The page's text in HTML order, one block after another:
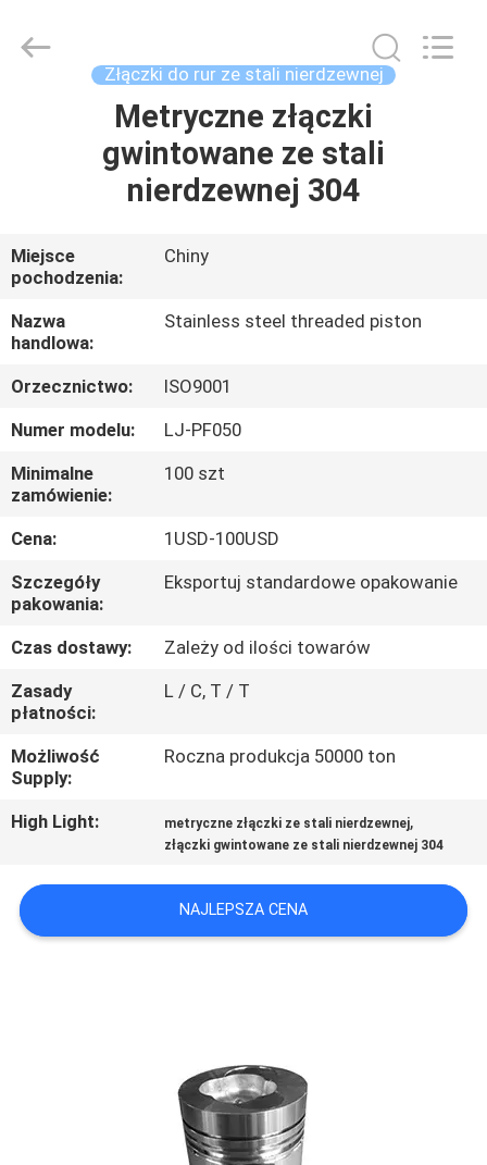
PRODUKTY
O
NAS
WYCIECZKA
PO
FABRYCE
KONTROLA
JAKOŚCI
SKONTAKTUJ
SIĘ
Z
NAMI
AKTUALNOŚCI
SITEMAP
Foreign
Trade
Złączki do rur ze stali nierdzewnej
Metryczne złączki
gwintowane ze stali
nierdzewnej 304
Miejsce
pochodzenia:
Chiny
Nazwa
handlowa:
Stainless steel threaded piston
Orzecznictwo:
ISO9001
Numer modelu:
LJ-PF050
Minimalne
zamówienie:
100 szt
Cena:
1USD-100USD
Szczegóły
pakowania:
Eksportuj standardowe opakowanie
Czas dostawy:
Zależy od ilości towarów
Zasady
płatności:
L / C, T / T
Możliwość
Supply:
Roczna produkcja 50000 ton
High Light: metryczne złączki ze stali nierdzewnej,
złączki gwintowane ze stali nierdzewnej 304
NAJLEPSZA CENA